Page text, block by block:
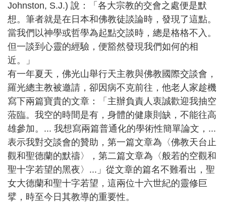
Johnston, S.J.) 說：「各大宗教的交會之處便是默
想。筆者就是在日本和佛教徒談論時，發現了這點。
當我們以神學或哲學為起點交談時，總是格格不入。
但一談到心靈的經驗，便豁然發現我們如何的相
近。」
有一年夏天，佛光山舉行天主教與佛教國際交談會，
羅光總主教被邀請，卻因病不克前往，他老人家趁機
寫下兩篇寶貴的文章：「主辦負責人衷誠歡迎我抽空
蒞臨。我空的時間是有，身體的健康則缺，不能往高
雄參加。... 我想寫兩篇普通化的學術性簡單論文，...
表示我對交談會的贊助，第一篇文章為〈佛教天台止
觀和聖德蘭的默禱〉，第二篇文章為〈般若的空觀和
聖十字若望的黑夜〉...」從文章的篇名不難看出，聖
女大德蘭和聖十字若望，這兩位十六世紀的靈修巨
擘，時至今日其教導的重要性。